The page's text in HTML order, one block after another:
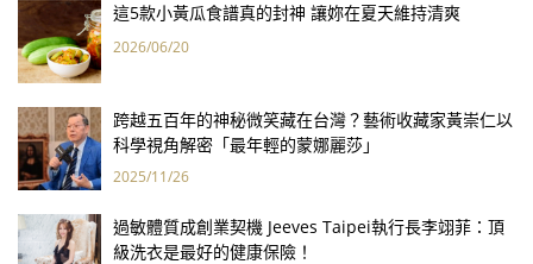
這5款小黃瓜食譜真的封神 讓妳在夏天維持清爽
2026/06/20
跨越五百年的神秘微笑藏在台灣？藝術收藏家黃崇仁以
科學視角解密「最年輕的蒙娜麗莎」
2025/11/26
過敏體質成創業契機 Jeeves Taipei執行長李翊菲：頂
級洗衣是最好的健康保險！